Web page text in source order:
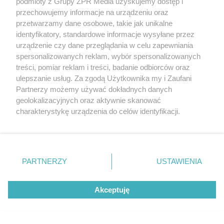
przechowujemy informacje na urządzeniu oraz
przetwarzamy dane osobowe, takie jak unikalne
identyfikatory, standardowe informacje wysyłane przez
urządzenie czy dane przeglądania w celu zapewniania
spersonalizowanych reklam, wybór spersonalizowanych
treści, pomiar reklam i treści, badanie odbiorców oraz
ulepszanie usług. Za zgodą Użytkownika my i Zaufani
Partnerzy możemy używać dokładnych danych
geolokalizacyjnych oraz aktywnie skanować
charakterystykę urządzenia do celów identyfikacji.
zmienić/wycofać klikając przycisk ustawień prywatności
znajdujący się w lewym dolnym rogu strony
rodzaje przetwarzania danych nie wymagają zgody
użytkownika, ale masz prawo sprzeciwić się takiemu
przetwarzaniu. Preferencje będą miały zastosowanie tylko
PARTNERZY USTAWIENIA
Akceptuję